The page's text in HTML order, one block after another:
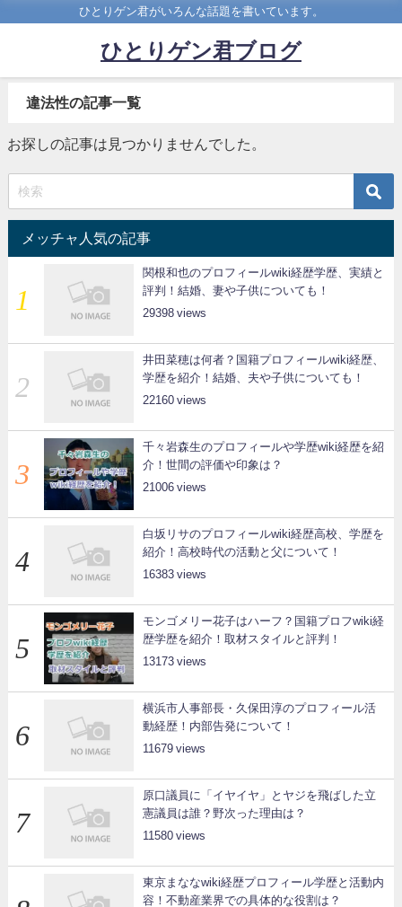
ひとりゲン君がいろんな話題を書いています。
ひとりゲン君ブログ
違法性の記事一覧
お探しの記事は見つかりませんでした。
メッチャ人気の記事
関根和也のプロフィールwiki経歴学歴、実績と
評判！結婚、妻や子供についても！
29398
井田菜穂は何者？国籍プロフィールwiki経歴、
学歴を紹介！結婚、夫や子供についても！
22160
千々岩森生のプロフィールや学歴wiki経歴を紹
介！世間の評価や印象は？
21006
白坂リサのプロフィールwiki経歴高校、学歴を
紹介！高校時代の活動と父について！
16383
モンゴメリー花子はハーフ？国籍プロフwiki経
歴学歴を紹介！取材スタイルと評判！
13173
横浜市人事部長・久保田淳のプロフィール活
動経歴！内部告発について！
11679
原口議員に「イヤイヤ」とヤジを飛ばした立
憲議員は誰？野次った理由は？
11580
東京まななwiki経歴プロフィール学歴と活動内
容！不動産業界での具体的な役割は？